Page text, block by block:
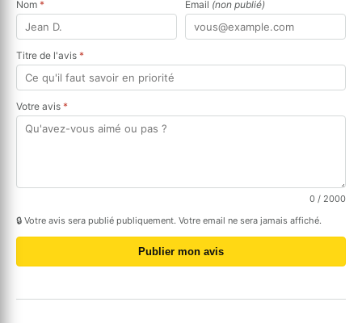
Nom * Email (non publié)
Titre de l'avis *
Votre avis *
0 / 2000
🔒 Votre avis sera publié publiquement. Votre email ne sera jamais affiché.
Publier mon avis